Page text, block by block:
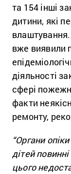
та 154 інші
дитини, які
вже виявили
діяльності
сфері
факти
ремонту,
“Органи
дітей
цього